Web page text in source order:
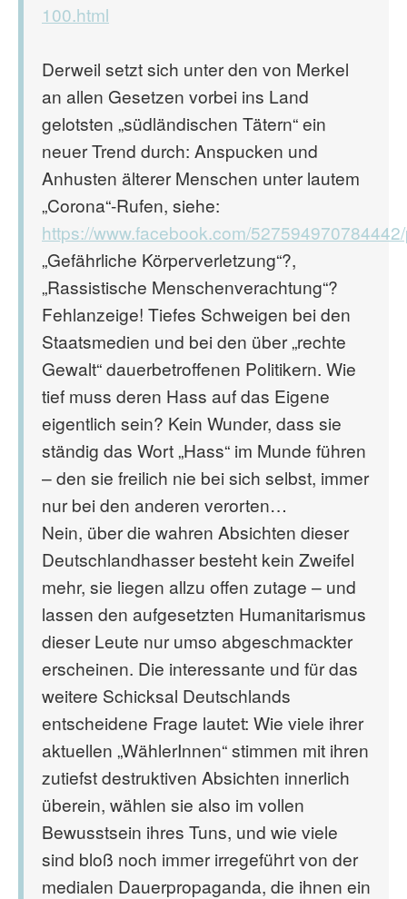
100.html
Derweil setzt sich unter den von Merkel
an allen Gesetzen vorbei ins Land
gelotsten „südländischen Tätern“ ein
neuer Trend durch: Anspucken und
Anhusten älterer Menschen unter lautem
„Corona“-Rufen, siehe:
https://www.facebook.com/
„Gefährliche Körperverletzung“?,
„Rassistische Menschenverachtung“?
Fehlanzeige! Tiefes Schweigen bei den
Staatsmedien und bei den über „rechte
Gewalt“ dauerbetroffenen Politikern. Wie
tief muss deren Hass auf das Eigene
eigentlich sein? Kein Wunder, dass sie
ständig das Wort „Hass“ im Munde führen
– den sie freilich nie bei sich selbst, immer
nur bei den anderen verorten…
Nein, über die wahren Absichten dieser
Deutschlandhasser besteht kein Zweifel
mehr, sie liegen allzu offen zutage – und
lassen den aufgesetzten Humanitarismus
dieser Leute nur umso abgeschmackter
erscheinen. Die interessante und für das
weitere Schicksal Deutschlands
entscheidene Frage lautet: Wie viele ihrer
aktuellen „WählerInnen“ stimmen mit ihren
zutiefst destruktiven Absichten innerlich
überein, wählen sie also im vollen
Bewusstsein ihres Tuns, und wie viele
sind bloß noch immer irregeführt von der
medialen Dauerpropaganda, die ihnen ein